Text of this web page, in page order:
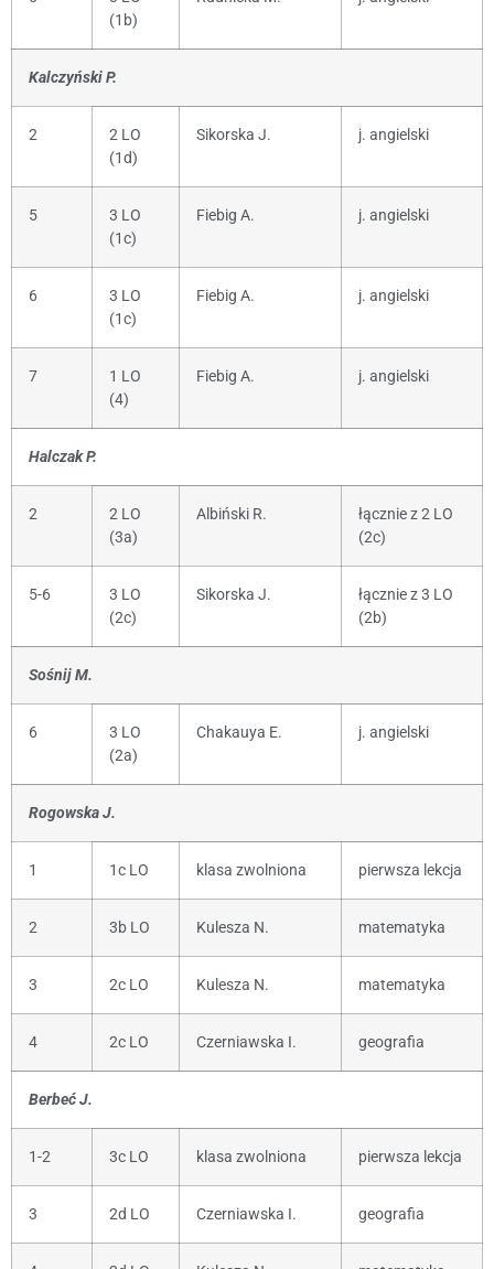
(1b)
Kalczyński P.
2
2 LO
(1d)
Sikorska J. j. angielski
5
3 LO
(1c)
Fiebig A. j. angielski
6
3 LO
(1c)
Fiebig A. j. angielski
7
1 LO
(4)
Fiebig A. j. angielski
Halczak P.
2
2 LO
(3a)
Albiński R.
łącznie z 2 LO
(2c)
5-6
3 LO
(2c)
Sikorska J.
łącznie z 3 LO
(2b)
Sośnij M.
6
3 LO
(2a)
Chakauya E. j. angielski
Rogowska J.
1 1c LO klasa zwolniona pierwsza lekcja
2 3b LO Kulesza N. matematyka
3 2c LO Kulesza N. matematyka
4 2c LO Czerniawska I. geografia
Berbeć J.
1-2 3c LO klasa zwolniona pierwsza lekcja
3 2d LO Czerniawska I. geografia